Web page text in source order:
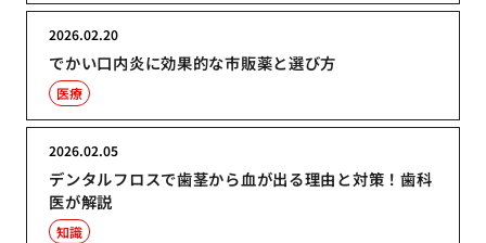
でかい口内炎に効果的な市販薬と選び方
2026.02.20
医療
デンタルフロスで歯茎から血が出る理由と対策！歯科
医が解説
2026.02.05
知識